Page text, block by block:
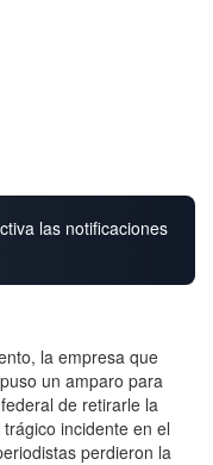
las notificaciones
la empresa que
un amparo para
de retirarle la
incidente en el
perdieron la